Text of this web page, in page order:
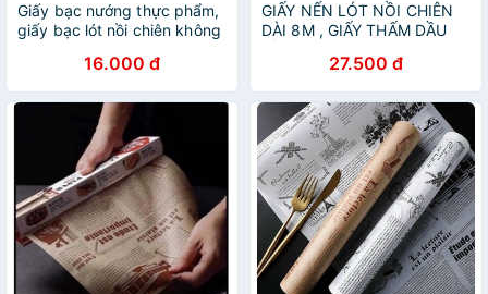
Giấy bạc nướng thực phẩm,
giấy bạc lót nồi chiên không
16.000 đ
GIẤY NẾN LÓT NỒI CHIÊN
DÀI 8M , GIẤY THẤM DẦU
27.500 đ